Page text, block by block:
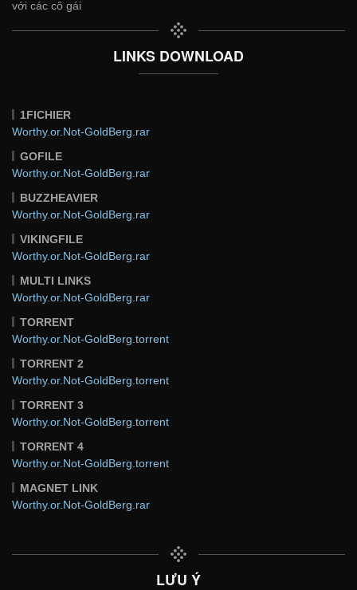
với các cô gái
LINKS DOWNLOAD
1FICHIER
Worthy.or.Not-GoldBerg.rar
GOFILE
Worthy.or.Not-GoldBerg.rar
BUZZHEAVIER
Worthy.or.Not-GoldBerg.rar
VIKINGFILE
Worthy.or.Not-GoldBerg.rar
MULTI LINKS
Worthy.or.Not-GoldBerg.rar
TORRENT
Worthy.or.Not-GoldBerg.torrent
TORRENT 2
Worthy.or.Not-GoldBerg.torrent
TORRENT 3
Worthy.or.Not-GoldBerg.torrent
TORRENT 4
Worthy.or.Not-GoldBerg.torrent
MAGNET LINK
Worthy.or.Not-GoldBerg.rar
LƯU Ý